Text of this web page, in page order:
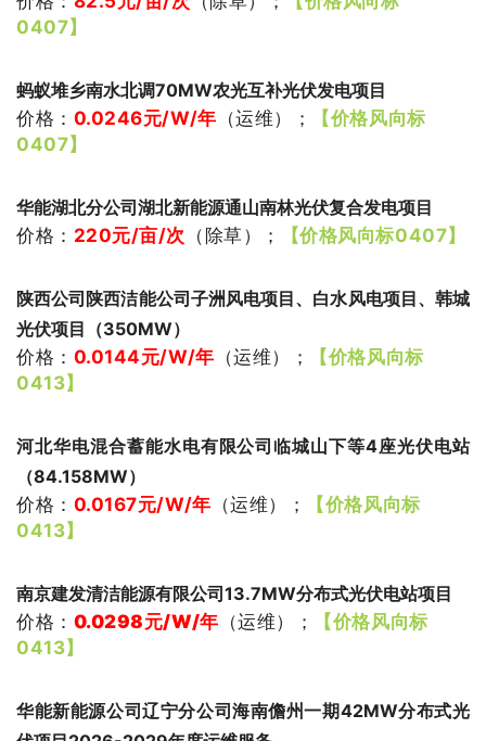
0407】
蚂蚁堆乡南水北调70MW农光互补光伏发电项目
价格： 0.0246元/W/年 （运维） ；
【价格风向标
0407】
华能湖北分公司湖北新能源通山南林光伏复合发电项目
价格： 220元/亩/次 （除草） ； 【价格风向标0407】
陕西公司陕西洁能公司子洲风电项目、白水风电项目、韩城
光伏项目（350MW）
价格： 0.0144元/W/年 （运维） ；
【价格风向标
0413】
河北华电混合蓄能水电有限公司临城山下等4座光伏电站
（84.158MW）
价格： 0.0167元/W/年 （运维） ；
【价格风向标
0413】
南京建发清洁能源有限公司13.7MW分布式光伏电站项目
价格： 0.0298元/W/年 （运维） ；
【价格风向标
0413】
华能新能源公司辽宁分公司海南儋州一期42MW分布式光